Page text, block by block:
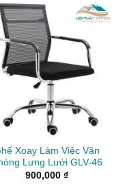
Xoay Làm Việc Văn
Lưng Lưới GLV-46
900,000 ₫